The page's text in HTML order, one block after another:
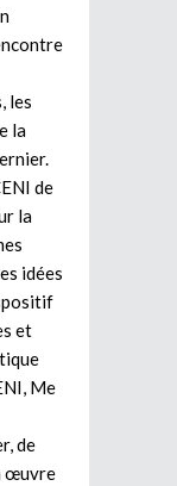
les
la
de
la
idées
et
Me
de
œuvre